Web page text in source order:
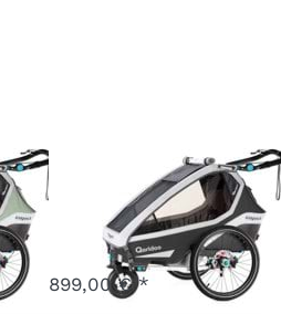
Kidgoo2 Pro
Dunkelgrau
Q9P-20-D
Ausverkauft - wird nachgeliefert, sobald wieder auf Lager.
899,00 € *